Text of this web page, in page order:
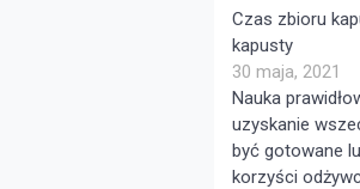
Czas zbioru
kapusty
30 maja, 2021
Nauka
uzyskanie
być gotowane
korzyści